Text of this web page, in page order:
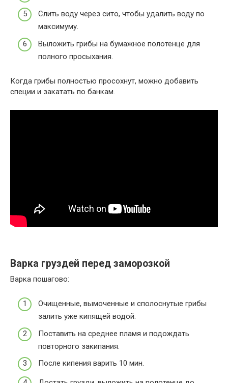
Слить воду через сито, чтобы удалить воду по
максимуму.
Выложить грибы на бумажное полотенце для
полного просыхания.
Когда грибы полностью просохнут, можно добавить
специи и закатать по банкам.
Варка груздей перед заморозкой
Варка пошагово:
Очищенные, вымоченные и сполоснутые грибы
залить уже кипящей водой.
Поставить на среднее пламя и подождать
повторного закипания.
После кипения варить 10 мин.